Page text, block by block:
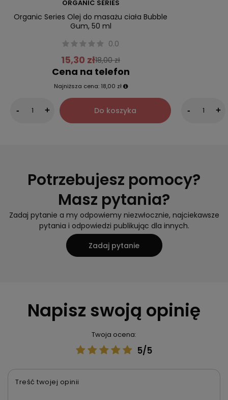
ORGANIC SERIES
Organic Series Olej do masażu ciała Bubble
Gum, 50 ml
0.0
15,30 zł18,00 zł
Cena na telefon
Najniższa cena: 18,00 zł
- + Do koszyka - +
Potrzebujesz pomocy?
Masz pytania?
Zadaj pytanie a my odpowiemy niezwłocznie, najciekawsze
pytania i odpowiedzi publikując dla innych.
Zadaj pytanie
Napisz swoją opinię
Twoja ocena:
5/5
Treść twojej opinii